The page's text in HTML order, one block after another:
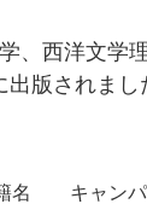
西洋文学
版されまし
名 キャンパ